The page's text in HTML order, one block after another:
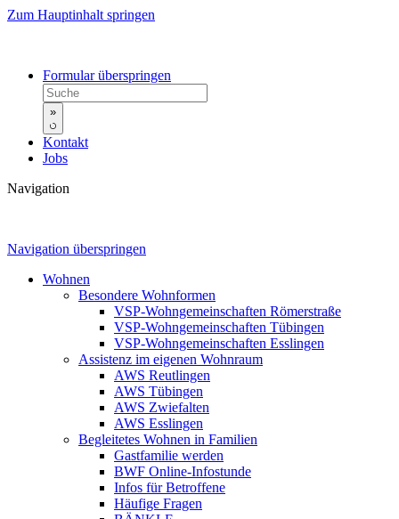
Zum Hauptinhalt springen
Formular überspringen
»
Kontakt
Jobs
Navigation
Navigation überspringen
Wohnen
Besondere Wohnformen
VSP-Wohngemeinschaften Römerstraße
VSP-Wohngemeinschaften Tübingen
VSP-Wohngemeinschaften Esslingen
Assistenz im eigenen Wohnraum
AWS Reutlingen
AWS Tübingen
AWS Zwiefalten
AWS Esslingen
Begleitetes Wohnen in Familien
Gastfamilie werden
BWF Online-Infostunde
Infos für Betroffene
Häufige Fragen